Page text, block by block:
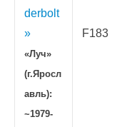
derbolt
»
«Луч»
(г.Яросл
авль):
~1979-
F183